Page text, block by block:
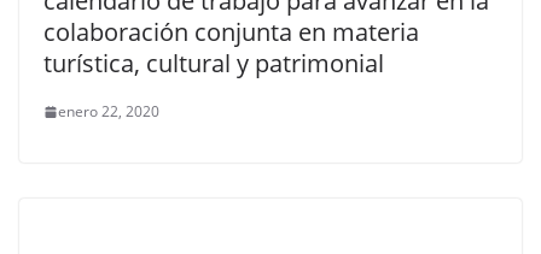
colaboración conjunta en materia
turística, cultural y patrimonial
enero 22, 2020